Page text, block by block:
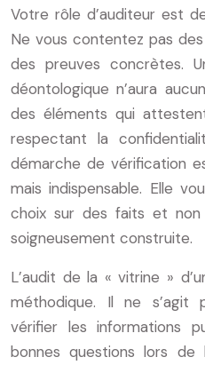
Votre rôle d’auditeur est
Ne vous contentez pas
des preuves concrètes.
déontologique n’aura
des éléments qui
respectant la
démarche de vérification
mais indispensable. Elle
choix sur des faits et non
soigneusement construite.
L’audit de la « vitrine »
méthodique. Il ne s’agit
vérifier les informations
bonnes questions lors de